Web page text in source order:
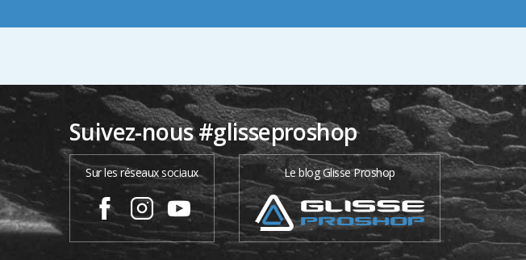
Suivez-nous #glisseproshop
Sur les réseaux sociaux Le blog Glisse Proshop